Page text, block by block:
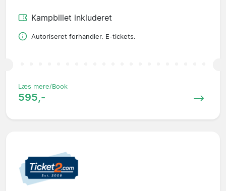
Kampbillet inkluderet
Autoriseret forhandler. E-tickets.
Læs mere/Book
595,-